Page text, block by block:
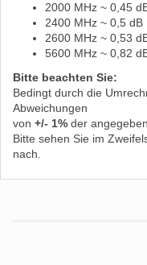
2000 MHz ~ 0,45
2400 MHz ~ 0,5 dB
2600 MHz ~ 0,53
5600 MHz ~ 0,82
Bitte beachten Sie:
Bedingt durch die
Abweichungen
von +/- 1% der
Bitte sehen Sie im
nach.